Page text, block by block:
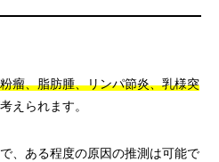
粉瘤、脂肪腫、リンパ節炎、乳様突
えられます。
、ある程度の原因の推測は可能で